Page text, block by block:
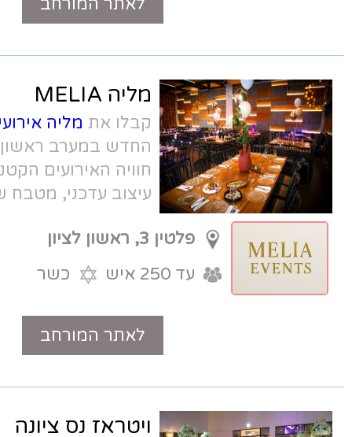
מליה MELIA
קבלו אתמליה אירועים MELIA
, האולם
החדש במערב ראשון לציון שלוקח את
חוויה האירועים הקטנים צעד קדימה, עם
עיצוב עדכני, מטבח שף יצירתי, וניהול
מקצועי ובלתי מתפשר. מיקום מרכזי,
חניה לאורחים, ומחירי השקה מעולים. פלטין 3, ראשון לציון
כשר
טלפון
ויטראז נס ציונה